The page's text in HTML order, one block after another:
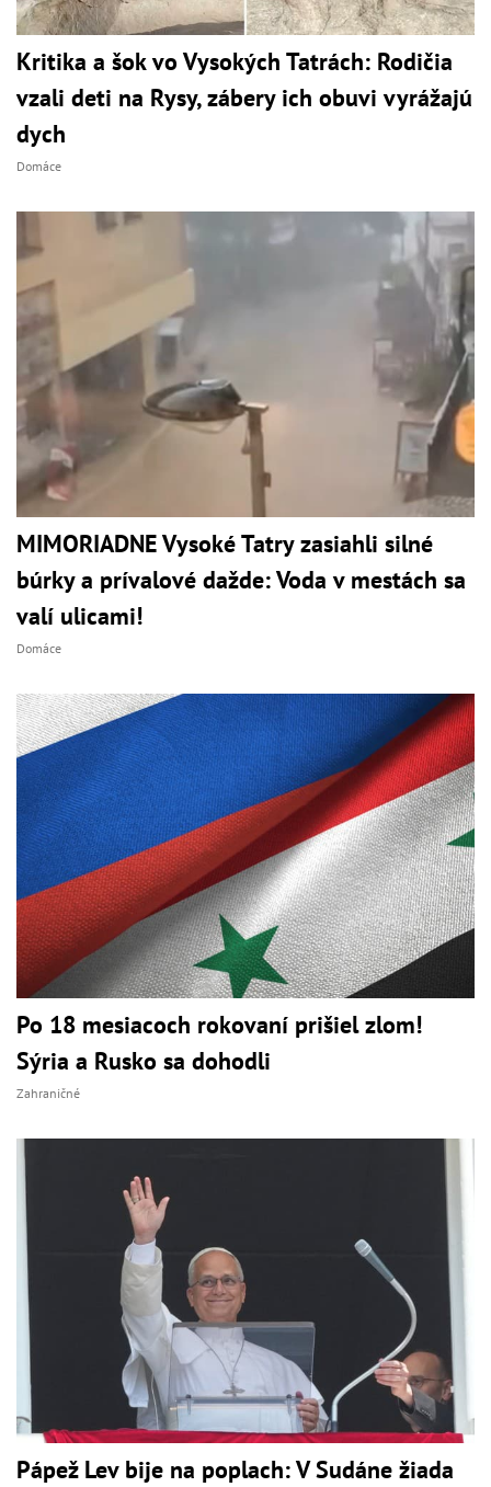
Kritika a šok vo Vysokých Tatrách: Rodičia
vzali deti na Rysy, zábery ich obuvi vyrážajú
dych
Domáce
MIMORIADNE Vysoké Tatry zasiahli silné
búrky a prívalové dažde: Voda v mestách sa
valí ulicami!
Domáce
Po 18 mesiacoch rokovaní prišiel zlom!
Sýria a Rusko sa dohodli
Zahraničné
Pápež Lev bije na poplach: V Sudáne žiada